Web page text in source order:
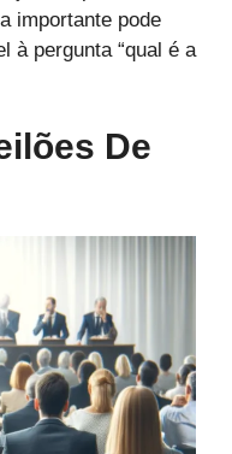
importante pode
à pergunta “qual é a
De